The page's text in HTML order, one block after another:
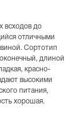
всходов до
отличными
Сортотип
длиной
красно-
высокими
питания,
хорошая.